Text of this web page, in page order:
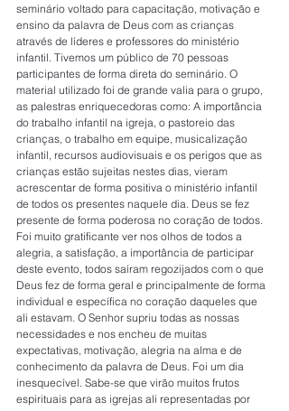
seminário voltado para capacitação, motivação e
ensino da palavra de Deus com as crianças
através de líderes e professores do ministério
infantil. Tivemos um público de 70 pessoas
participantes de forma direta do seminário. O
material utilizado foi de grande valia para o grupo,
as palestras enriquecedoras como: A importância
do trabalho infantil na igreja, o pastoreio das
crianças, o trabalho em equipe, musicalização
infantil, recursos audiovisuais e os perigos que as
crianças estão sujeitas nestes dias, vieram
acrescentar de forma positiva o ministério infantil
de todos os presentes naquele dia. Deus se fez
presente de forma poderosa no coração de todos.
Foi muito gratificante ver nos olhos de todos a
alegria, a satisfação, a importância de participar
deste evento, todos saíram regozijados com o que
Deus fez de forma geral e principalmente de forma
individual e específica no coração daqueles que
ali estavam. O Senhor supriu todas as nossas
necessidades e nos encheu de muitas
expectativas, motivação, alegria na alma e de
conhecimento da palavra de Deus. Foi um dia
inesquecível. Sabe-se que virão muitos frutos
espirituais para as igrejas ali representadas por